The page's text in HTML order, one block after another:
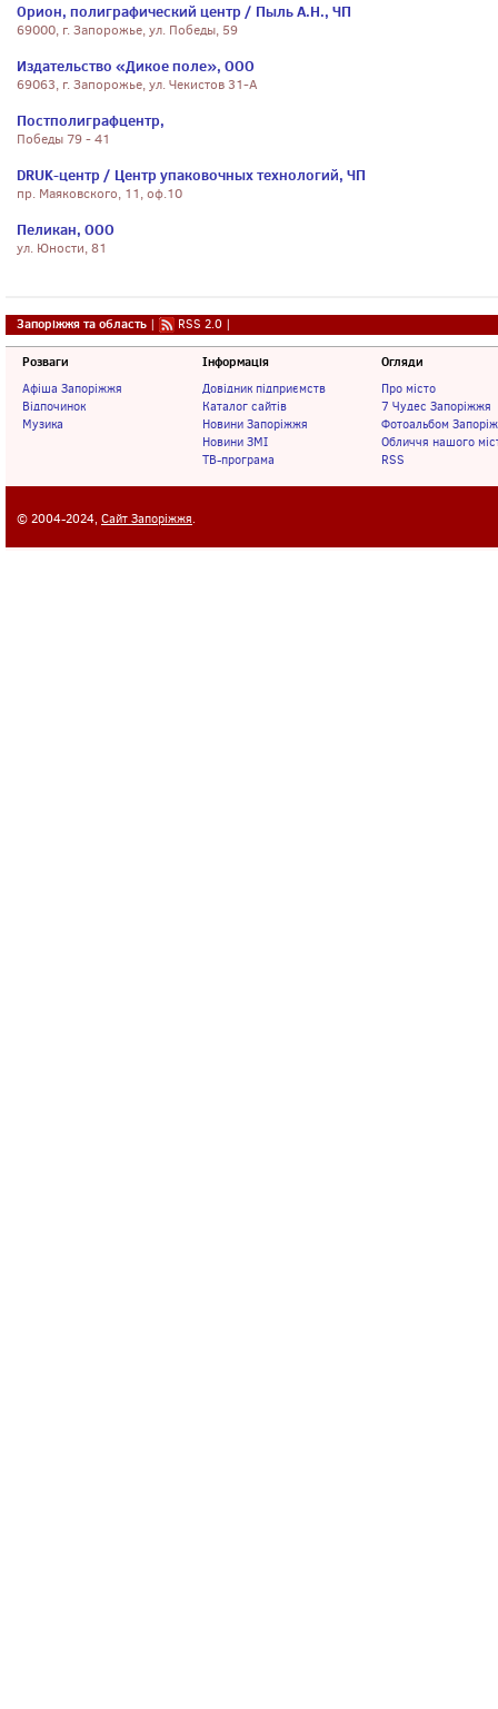
Орион, полиграфический центр / Пыль А.Н., ЧП
69000, г. Запорожье, ул. Победы, 59
Издательство «Дикое поле», ООО
69063, г. Запорожье, ул. Чекистов 31-А
Постполиграфцентр,
Победы 79 - 41
DRUK-центр / Центр упаковочных технологий, ЧП
пр. Маяковского, 11, оф.10
Пеликан, ООО
ул. Юности, 81
Запоріжжя та область | RSS 2.0 |
Розваги
Афіша Запоріжжя
Відпочинок
Музика
Інформація
Довідник підприємств
Каталог сайтів
Новини Запоріжжя
Новини ЗМІ
ТВ-програма
Огляди
Про місто
7 Чудес Запоріжжя
Фотоальбом
Обличчя нашого
RSS
© 2004-2024, Сайт Запоріжжя.